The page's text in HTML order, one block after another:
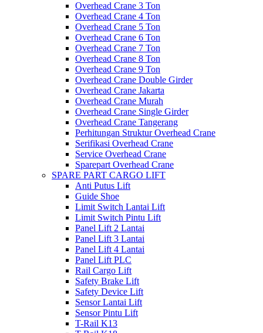
Overhead Crane 3 Ton
Overhead Crane 4 Ton
Overhead Crane 5 Ton
Overhead Crane 6 Ton
Overhead Crane 7 Ton
Overhead Crane 8 Ton
Overhead Crane 9 Ton
Overhead Crane Double Girder
Overhead Crane Jakarta
Overhead Crane Murah
Overhead Crane Single Girder
Overhead Crane Tangerang
Perhitungan Struktur Overhead Crane
Serifikasi Overhead Crane
Service Overhead Crane
Sparepart Overhead Crane
SPARE PART CARGO LIFT
Anti Putus Lift
Guide Shoe
Limit Switch Lantai Lift
Limit Switch Pintu Lift
Panel Lift 2 Lantai
Panel Lift 3 Lantai
Panel Lift 4 Lantai
Panel Lift PLC
Rail Cargo Lift
Safety Brake Lift
Safety Device Lift
Sensor Lantai Lift
Sensor Pintu Lift
T-Rail K13